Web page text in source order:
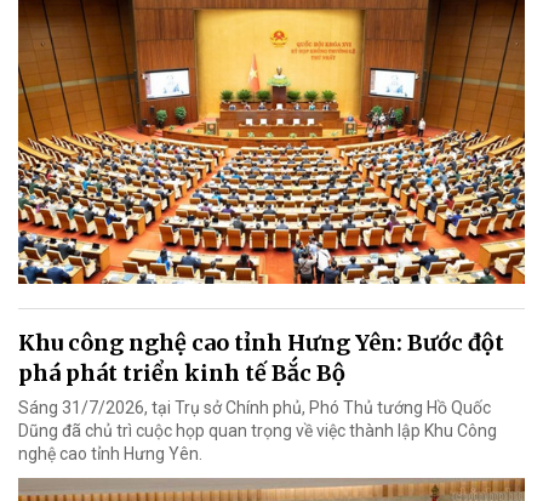
Khu công nghệ cao tỉnh Hưng Yên: Bước đột
phá phát triển kinh tế Bắc Bộ
Sáng 31/7/2026, tại Trụ sở Chính phủ, Phó Thủ tướng Hồ Quốc
Dũng đã chủ trì cuộc họp quan trọng về việc thành lập Khu Công
nghệ cao tỉnh Hưng Yên.